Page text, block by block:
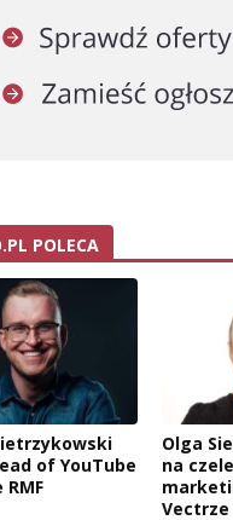
POLECA
of YouTube
RMF
Olga
na
Vectrze